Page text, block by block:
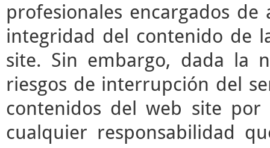
profesionales encargados
integridad del contenido de
site. Sin embargo, dada la
riesgos de interrupción del
contenidos del web site por
cualquier responsabilidad